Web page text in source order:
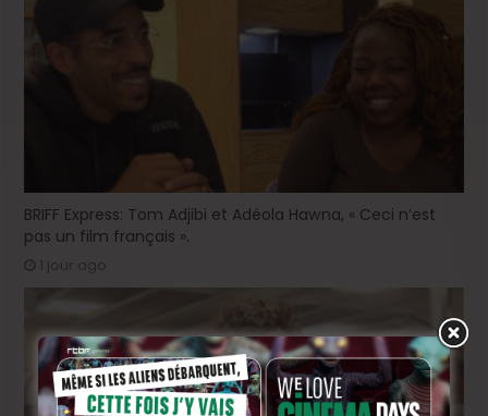
BRIFF Express: Tom Adjibi et Adéola Hawna, « Ceci n’est
pas un film français ».
1 jour ago